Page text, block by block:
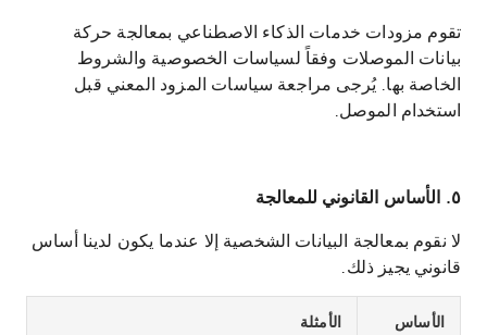
تقوم مزودات خدمات الذكاء الاصطناعي بمعالجة حركة
بيانات الموصلات وفقاً لسياسات الخصوصية والشروط
الخاصة بها. يُرجى مراجعة سياسات المزود المعني قبل
استخدام الموصل.
٥. الأساس القانوني للمعالجة
لا نقوم بمعالجة البيانات الشخصية إلا عندما يكون لدينا أساس
قانوني يجيز ذلك.
الأساس
الأمثلة